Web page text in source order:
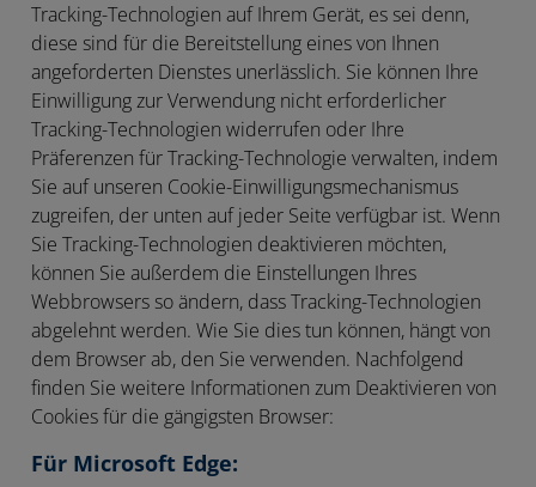
Tracking-Technologien auf Ihrem Gerät, es sei denn,
diese sind für die Bereitstellung eines von Ihnen
angeforderten Dienstes unerlässlich. Sie können Ihre
Einwilligung zur Verwendung nicht erforderlicher
Tracking-Technologien widerrufen oder Ihre
Präferenzen für Tracking-Technologie verwalten, indem
Sie auf unseren Cookie-Einwilligungsmechanismus
zugreifen, der unten auf jeder Seite verfügbar ist. Wenn
Sie Tracking-Technologien deaktivieren möchten,
können Sie außerdem die Einstellungen Ihres
Webbrowsers so ändern, dass Tracking-Technologien
abgelehnt werden. Wie Sie dies tun können, hängt von
dem Browser ab, den Sie verwenden. Nachfolgend
finden Sie weitere Informationen zum Deaktivieren von
Cookies für die gängigsten Browser:
Für Microsoft Edge: